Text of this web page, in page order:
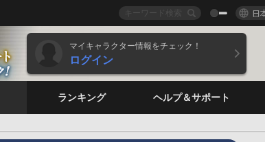
日
マイキャラクター情報をチェック！
ログイン
ランキング ヘルプ＆サポート